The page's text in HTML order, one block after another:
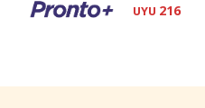
UYU 216